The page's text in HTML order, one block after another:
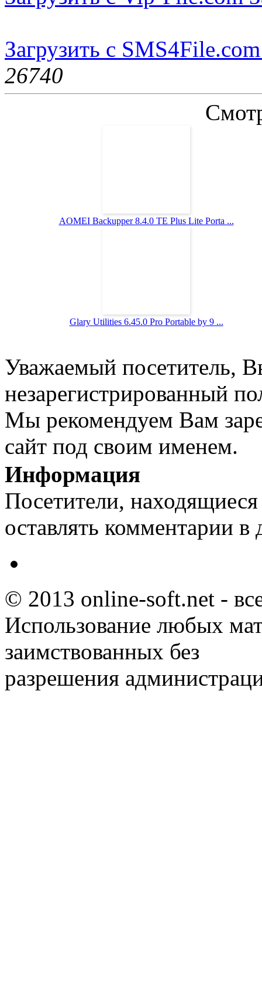
Загрузить с
26740
AOMEI Backupper 8.4.0 TE Plus Lite Porta ...
Glary Utilities 6.45.0 Pro Portable by 9 ...
Уважаемый посетитель,
незарегистрированный
Мы рекомендуем Вам
сайт под своим именем.
Информация
Посетители,
оставлять комментарии в
© 2013 online-soft.net -
Использование любых
заимствованных без
разрешения